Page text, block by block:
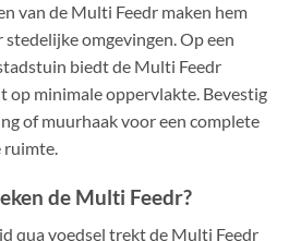
van de Multi Feedr maken hem
omgevingen. Op een
biedt de Multi Feedr
op minimale oppervlakte. Bevestig
of muurhaak voor een complete
ruimte.
de Multi Feedr?
qua voedsel trekt de Multi Feedr